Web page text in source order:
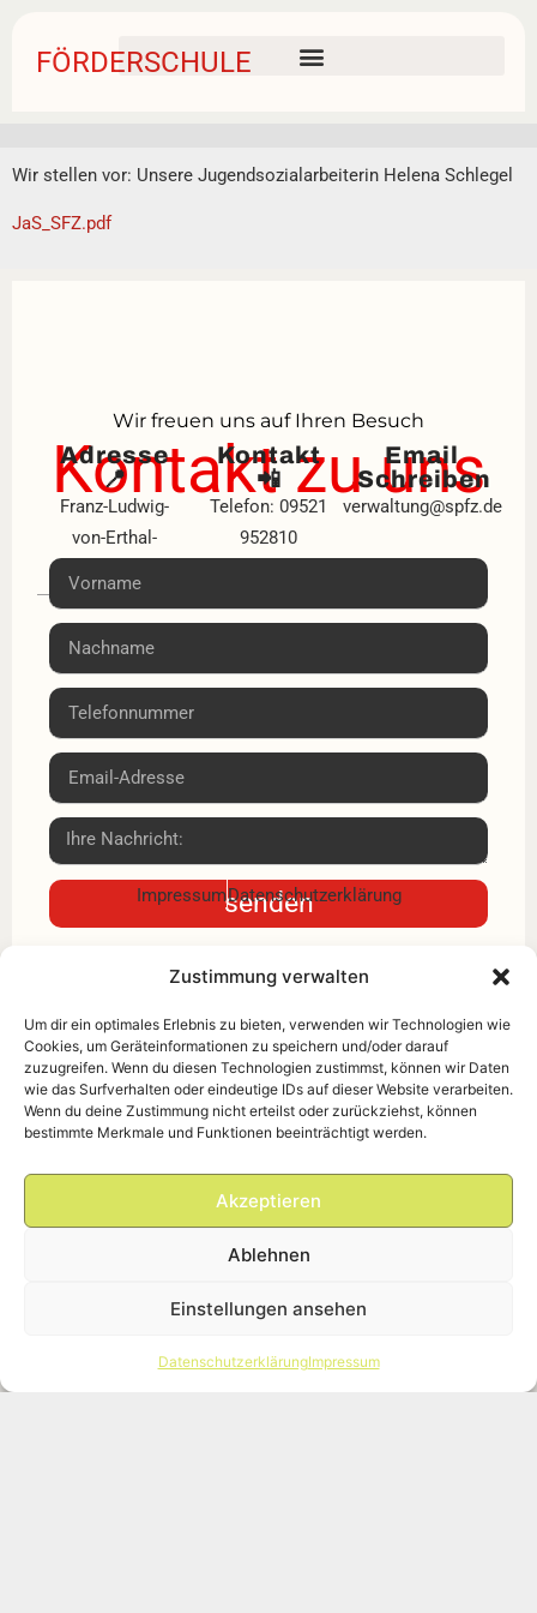
Zustimmung verwalten
Um dir ein optimales Erlebnis zu bieten, verwenden wir Technologien wie
Cookies, um Geräteinformationen zu speichern und/oder darauf
zuzugreifen. Wenn du diesen Technologien zustimmst, können wir Daten
wie das Surfverhalten oder eindeutige IDs auf dieser Website verarbeiten.
Wenn du deine Zustimmung nicht erteilst oder zurückziehst, können
bestimmte Merkmale und Funktionen beeinträchtigt werden.
Akzeptieren
Ablehnen
Einstellungen ansehen
DatenschutzerklärungImpressum
FÖRDERSCHULE
Wir stellen vor: Unsere Jugendsozialarbeiterin Helena Schlegel
JaS_SFZ.pdf
Wir freuen uns auf Ihren Besuch
Kontakt zu uns
Adresse
📍
Franz-Ludwig-
von-Erthal-
Tricastiner Platz
Kontakt
📲
Telefon: 09521
952810
Email
Schreiben
verwaltung@spfz.de
senden
ImpressumDatenschutzerklärung